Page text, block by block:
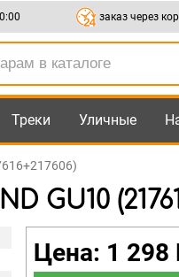
заказ через
Треки Уличные
Цена: 1 298